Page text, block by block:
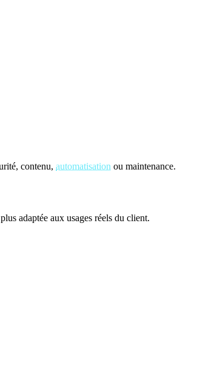
contenu, automatisation ou maintenance.
adaptée aux usages réels du client.